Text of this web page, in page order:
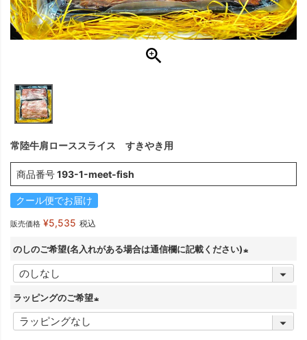
常陸牛肩ローススライス すきやき用
商品番号193-1-meet-fish
クール便でお届け
販売価格 ¥5,535 税込
のしのご希望(名入れがある場合は通信欄に記載ください)
ラッピングのご希望